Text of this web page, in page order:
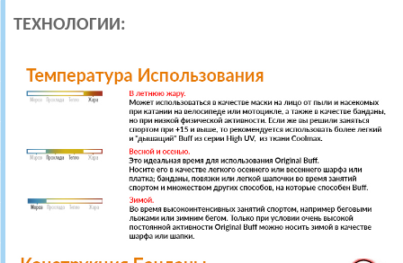
ТЕХНОЛОГИИ: